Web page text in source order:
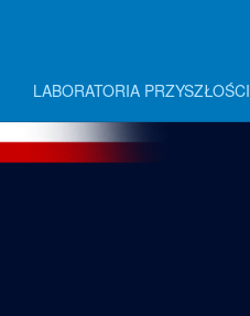
LABORATORIA PRZYSZŁOŚCI